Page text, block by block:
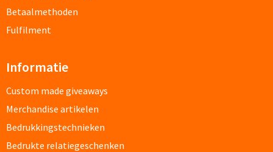
Custom made
Custom made memoblaadjes
Custom made muismatten
Betaalmethoden
Fulfilment
Informatie
Custom made giveaways
Merchandise artikelen
Bedrukkingstechnieken
Bedrukte relatiegeschenken